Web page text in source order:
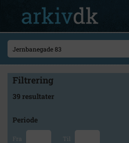
Filtrering
39 resultater
Periode
Fra Til